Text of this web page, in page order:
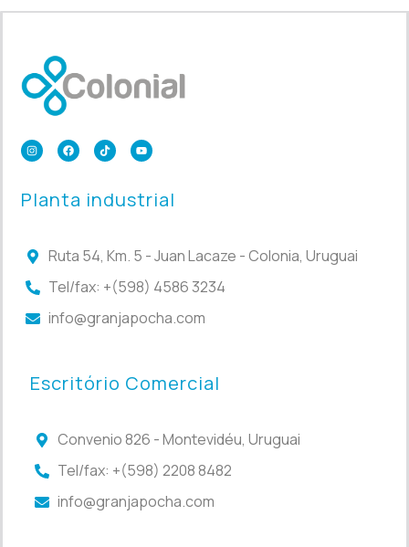
Planta industrial
Ruta 54, Km. 5 - Juan Lacaze - Colonia, Uruguai
Tel/fax: +(598) 4586 3234
info@granjapocha.com
Escritório Comercial
Convenio 826 - Montevidéu, Uruguai
Tel/fax: +(598) 2208 8482
info@granjapocha.com